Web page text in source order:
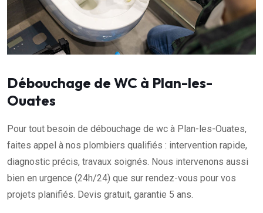
Débouchage de WC à Plan-les-
Ouates
Pour tout besoin de débouchage de wc à Plan-les-Ouates,
faites appel à nos plombiers qualifiés : intervention rapide,
diagnostic précis, travaux soignés. Nous intervenons aussi
bien en urgence (24h/24) que sur rendez-vous pour vos
projets planifiés. Devis gratuit, garantie 5 ans.